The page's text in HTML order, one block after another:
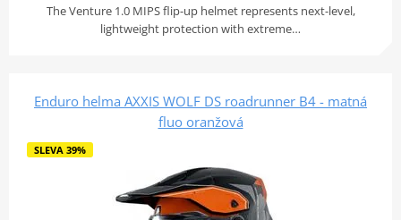
The Venture 1.0 MIPS flip-up helmet represents next-level,
lightweight protection with extreme…
Enduro helma AXXIS WOLF DS roadrunner B4 - matná
fluo oranžová
SLEVA 39%